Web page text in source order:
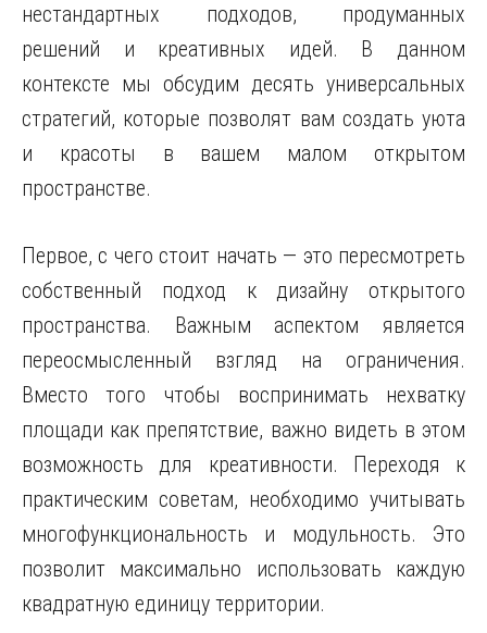
нестандартных подходов, продуманных
решений и креативных идей. В данном
контексте мы обсудим десять универсальных
стратегий, которые позволят вам создать уюта
и красоты в вашем малом открытом
пространстве.
Первое, с чего стоит начать — это пересмотреть
собственный подход к дизайну открытого
пространства. Важным аспектом является
переосмысленный взгляд на ограничения.
Вместо того чтобы воспринимать нехватку
площади как препятствие, важно видеть в этом
возможность для креативности. Переходя к
практическим советам, необходимо учитывать
многофункциональность и модульность. Это
позволит максимально использовать каждую
квадратную единицу территории.